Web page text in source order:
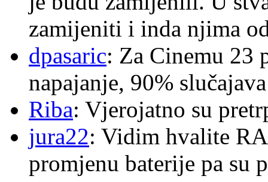
zamijeniti i inda njima
dpasaric: Za Cinemu 23
napajanje, 90%
Riba: Vjerojatno su
jura22: Vidim hvalite
promjenu baterije pa su